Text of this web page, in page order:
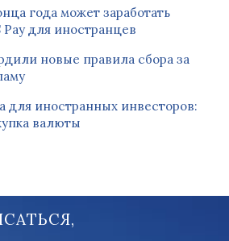
года может заработать
Pay для иностранцев
новые правила сбора за
для иностранных инвесторов:
валюты